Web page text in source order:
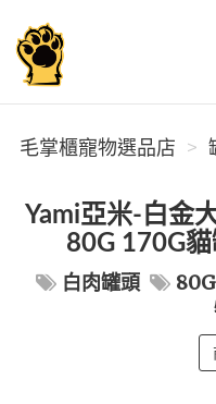
毛掌櫃寵物選品店
毛掌櫃寵物選品店
Yami亞米-白金
80G 170G
白肉罐頭 80G